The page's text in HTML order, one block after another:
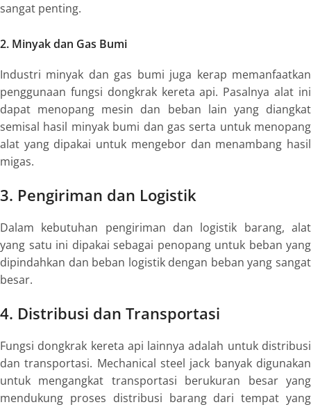
sangat penting.
2. Minyak dan Gas Bumi
Industri minyak dan gas bumi juga kerap memanfaatkan
penggunaan fungsi dongkrak kereta api. Pasalnya alat ini
dapat menopang mesin dan beban lain yang diangkat
semisal hasil minyak bumi dan gas serta untuk menopang
alat yang dipakai untuk mengebor dan menambang hasil
migas.
3. Pengiriman dan Logistik
Dalam kebutuhan pengiriman dan logistik barang, alat
yang satu ini dipakai sebagai penopang untuk beban yang
dipindahkan dan beban logistik dengan beban yang sangat
besar.
4. Distribusi dan Transportasi
Fungsi dongkrak kereta api lainnya adalah untuk distribusi
dan transportasi. Mechanical steel jack banyak digunakan
untuk mengangkat transportasi berukuran besar yang
mendukung proses distribusi barang dari tempat yang